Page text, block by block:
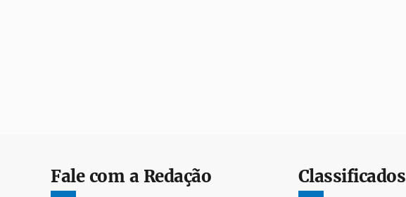
Fale com a Redação Classificados